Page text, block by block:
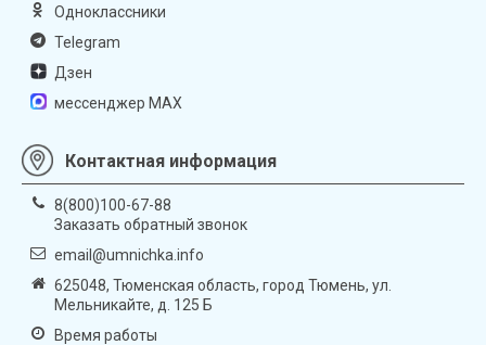
Одноклассники
Telegram
Дзен
мессенджер MAX
Контактная информация
8(800)100-67-88
Заказать обратный звонок
email@umnichka.info
625048, Тюменская область, город Тюмень, ул.
Мельникайте, д. 125 Б
Время работы